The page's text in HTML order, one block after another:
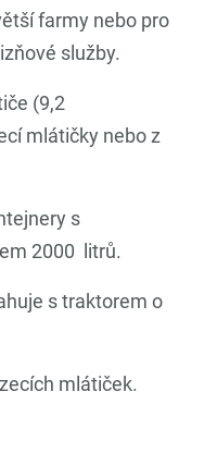
farmy nebo pro
služby.
(9,2
mlátičky nebo z
s
2000 litrů.
s traktorem o
mlátiček.